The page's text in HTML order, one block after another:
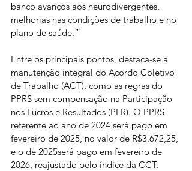
banco avanços aos neurodivergentes,
melhorias nas condições de trabalho e no
plano de saúde.”
Entre os principais pontos, destaca-se a
manutenção integral do Acordo Coletivo
de Trabalho (ACT), como as regras do
PPRS sem compensação na Participação
nos Lucros e Resultados (PLR). O PPRS
referente ao ano de 2024 será pago em
fevereiro de 2025, no valor de R$3.672,25,
e o de 2025será pago em fevereiro de
2026, reajustado pelo índice da CCT.